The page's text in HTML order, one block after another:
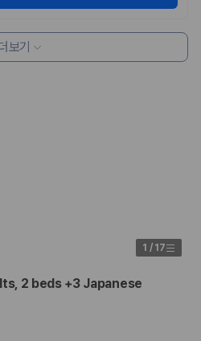
보기
1 / 17
2 beds +3 Japanese